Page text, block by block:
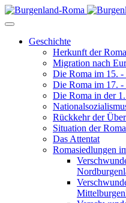
Geschichte
Herkunft der Roma
Migration nach
Die Roma im 15. -
Die Roma im 17. -
Die Roma in der
Rückkehr der
Situation der
Das Attentat
Romasiedlungen